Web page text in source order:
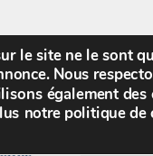
le site ne le sont
Nous
également
notre politique